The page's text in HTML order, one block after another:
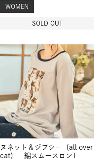
WOMEN
SOLD OUT
ヌネット＆ジプシー（all over
cat） 綿スムースロンT